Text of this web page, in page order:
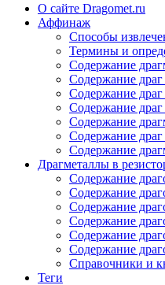
О сайте Dragomet.ru
Аффинаж
Способы
Термины и
Содержание
Содержание
Содержание драг
Содержание
Содержание
Содержание
Содержание
Драгметаллы в
Содержание
Содержание
Содержание
Содержание
Содержание
Содержание
Справочники и
Теги